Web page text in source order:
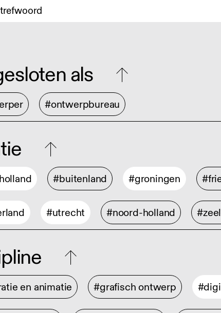
als
#ontwerpbureau
#buitenland #groningen
#utrecht #noord-holland
en animatie #grafisch ontwerp